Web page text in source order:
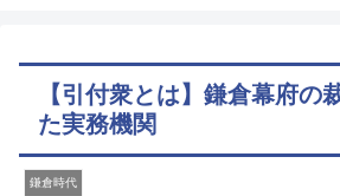
【引付衆とは】鎌倉幕府の
た実務機関
鎌倉時代